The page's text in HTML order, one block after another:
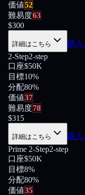
価値52
難易度63
$300
詳細はこちら 購入
2-Step2-step
口座$50K
目標10%
分配80%
価値37
難易度78
$315
詳細はこちら 購入
Prime 2-Step2-step
口座$50K
目標8%
分配80%
価値35